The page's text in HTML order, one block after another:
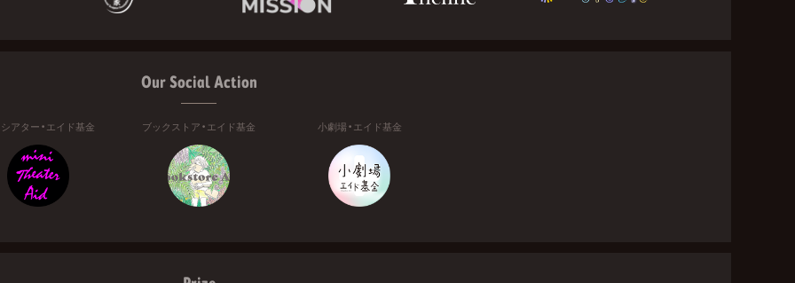
Our Social Action
アター・エイド基金 ブックストア・エイド基金 小劇場・エイド基金